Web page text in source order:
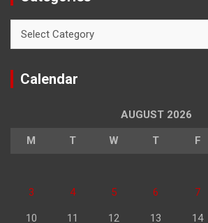
Calendar
AUGUST 2026
M T W T F
3 4 5 6 7
10 11 12 13 14